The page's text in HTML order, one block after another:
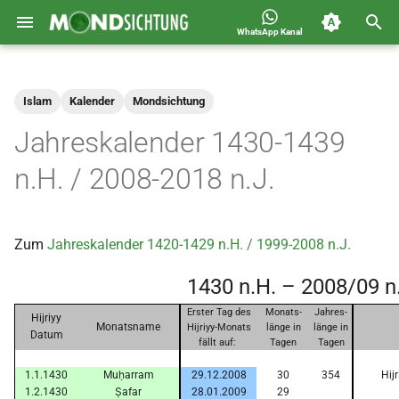
WhatsApp Kanal
h
e
i
i
Deutschland 1400-1449 n.H.
2024
2021
2020
2019
Carousel
Sichtungen
Spot
Video
Islam Kalender Mondsichtung
Jahreskalender 1430-1439
n.H. / 2008-2018 n.J.
Zum Jahreskalender 1420-1429 n.H. / 1999-2008 n.J.
1430 n.H. – 2008/09
Hijriyy
Datum
Monatsname
Erster Tag des
Hijriyy-Monats
fällt auf:
Monats-
länge in
Tagen
Jahres-
länge in
Tagen
1.1.1430 Muḥarram 29.12.2008 30 354
1.2.1430
Ṣafar 28.01.2009
29